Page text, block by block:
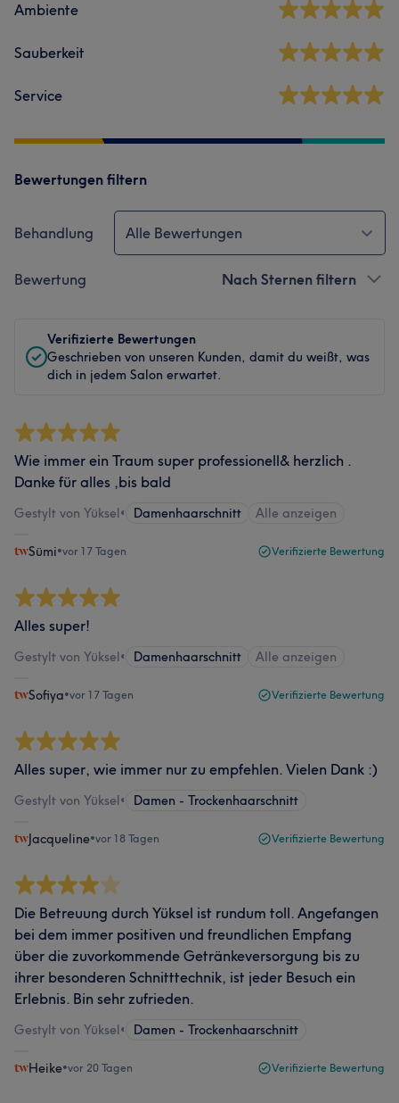
Ambiente
Sauberkeit
Service
Bewertungen filtern
Behandlung Alle Bewertungen
Bewertung Nach Sternen filtern
Verifizierte Bewertungen
Geschrieben von unseren Kunden, damit du weißt, was
dich in jedem Salon erwartet.
Wie immer ein Traum super professionell& herzlich .
Danke für alles ,bis bald
Gestylt von Yüksel• Damenhaarschnitt Alle anzeigen
Sümi•vor 17 Tagen Verifizierte Bewertung
Alles super!
Gestylt von Yüksel• Damenhaarschnitt Alle anzeigen
Sofiya•vor 17 Tagen Verifizierte Bewertung
Alles super, wie immer nur zu empfehlen. Vielen Dank :)
Gestylt von Yüksel• Damen - Trockenhaarschnitt
Jacqueline•vor 18 Tagen Verifizierte Bewertung
Die Betreuung durch Yüksel ist rundum toll. Angefangen
bei dem immer positiven und freundlichen Empfang
über die zuvorkommende Getränkeversorgung bis zu
ihrer besonderen Schnitttechnik, ist jeder Besuch ein
Erlebnis. Bin sehr zufrieden.
Gestylt von Yüksel• Damen - Trockenhaarschnitt
Heike•vor 20 Tagen Verifizierte Bewertung